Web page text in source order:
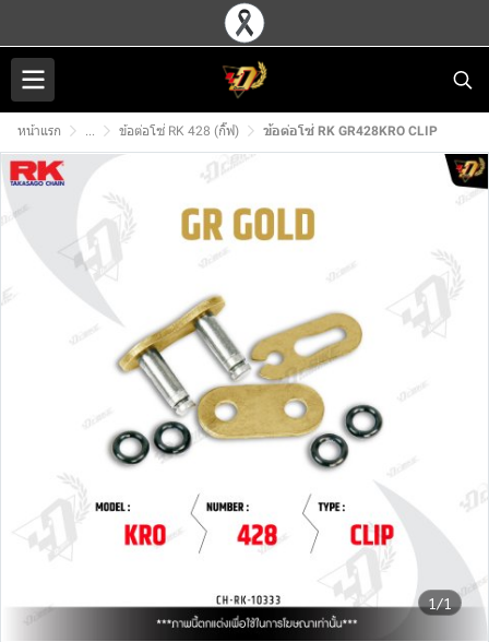
หน้าแรก ... ข้อต่อโซ่ RK 428 (กิ๊ฟ) ข้อต่อโซ่ RK GR428KRO CLIP
1/1